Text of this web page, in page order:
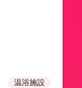
温浴施設